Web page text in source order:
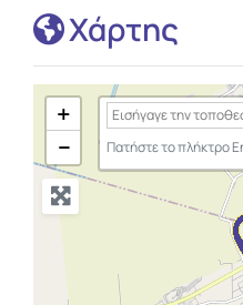
Χάρτης
+
−
Πατήστε το πλήκτρο